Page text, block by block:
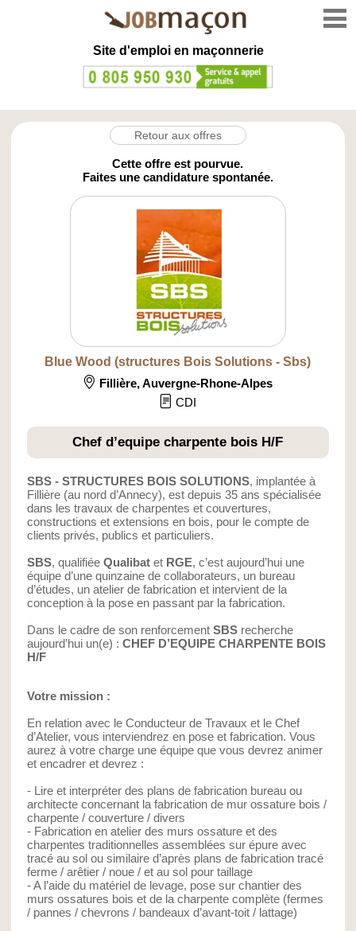
Site d'emploi en maçonnerie
Retour aux offres
Cette offre est pourvue.
Faites une candidature spontanée.
Blue Wood (structures Bois Solutions - Sbs)
Fillière,Auvergne-Rhone-Alpes
CDI
Chef d’equipe charpente bois H/F
SBS - STRUCTURES BOIS SOLUTIONS, implantée à
Fillière (au nord d’Annecy), est depuis 35 ans spécialisée
dans les travaux de charpentes et couvertures,
constructions et extensions en bois, pour le compte de
clients privés, publics et particuliers.
SBS, qualifiée Qualibatet RGE, c’est aujourd’hui une
équipe d’une quinzaine de collaborateurs, un bureau
d’études, un atelier de fabrication et intervient de la
conception à la pose en passant par la fabrication.
Dans le cadre de son renforcement SBSrecherche
aujourd’hui un(e) : CHEF D’EQUIPE CHARPENTE BOIS
H/F
Votre mission :
En relation avec le Conducteur de Travaux et le Chef
d’Atelier, vous interviendrez en pose et fabrication. Vous
aurez à votre charge une équipe que vous devrez animer
et encadrer et devrez :
- Lire et interpréter des plans de fabrication bureau ou
architecte concernant la fabrication de mur ossature bois /
charpente / couverture / divers
- Fabrication en atelier des murs ossature et des
charpentes traditionnelles assemblées sur épure avec
tracé au sol ou similaire d’après plans de fabrication tracé
ferme / arêtier / noue / et au sol pour taillage
- A l’aide du matériel de levage, pose sur chantier des
murs ossatures bois et de la charpente complète (fermes
/ pannes / chevrons / bandeaux d’avant-toit / lattage)